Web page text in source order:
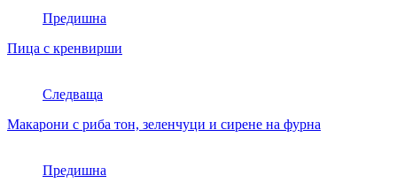
Предишна
Пица с кренвирши
Следваща
Макарони с риба тон, зеленчуци и сирене на фурна
Предишна